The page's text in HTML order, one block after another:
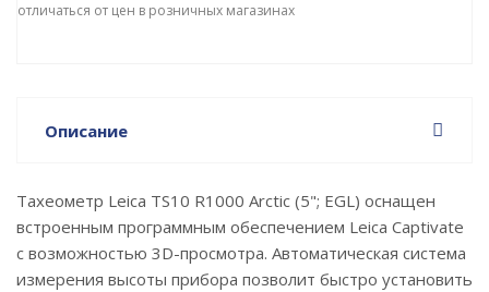
отличаться от цен в розничных магазинах
Описание
Тахеометр Leica TS10 R1000 Arctic (5"; EGL) оснащен
встроенным программным обеспечением Leica Captivate
с возможностью 3D-просмотра. Автоматическая система
измерения высоты прибора позволит быстро установить